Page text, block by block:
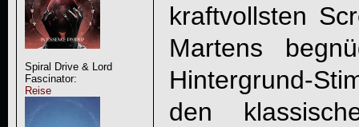
Spiral Drive & Lord
Fascinator:
Reise
kraftvollsten
Martens
Hintergrund-
den